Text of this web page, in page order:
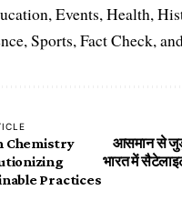
Events, Health,
Sports, Fact Check,
Chemistry
Practices
आसमान से
भारत में